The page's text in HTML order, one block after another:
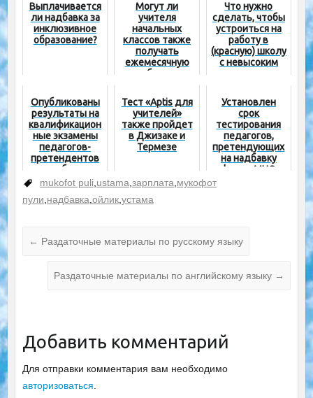
Выплачивается
ли надбавка за
инклюзивное
образование?
Могут ли
учителя
начальных
классов также
получать
ежемесячную
надбавку из
министра?
Что нужно
сделать, чтобы
устроиться на
работу в
(красную) школу
с невысоким
Опубликованы
результаты на
квалификацион
ные экзамены
педагогов-
претендентов
на надбавку за
счет фонда
Тест «Aptis для
учителей»
также пройдет
в Джизаке и
Термезе
Установлен
срок
тестирования
педагогов,
претендующих
на надбавку
фонда МНО
mukofot puli,ustama,зарплата,мукофот
пули,надбавка,ойлик,устама
← Раздаточные материалы по русскому языку
Раздаточные материалы по английскому языку →
Добавить комментарий
Для отправки комментария вам необходимо
авторизоваться.